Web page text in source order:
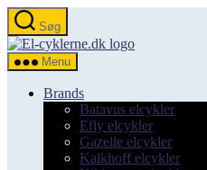
Spring
til
indholdet
Søg
el-
Menu
Brands
Batavus elcykler
Efly elcykler
Gazelle elcykler
Kalkhoff elcykler